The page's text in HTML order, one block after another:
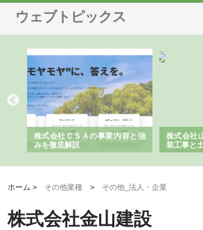
ウェブトピックス
株式会社ＣＳＡの事業内容と強
みを徹底解説
株式会社
装工事と
ホーム > その他業種 > その他_法人・企業
株式会社金山建設